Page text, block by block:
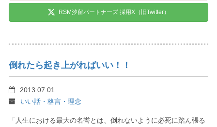
RSM汐留パートナーズ 採用X（旧Twitter）
倒れたら起き上がればいい！！
2013.07.01
いい話・格言・理念
「人生における最大の名誉とは、倒れないように必死に踏ん張る